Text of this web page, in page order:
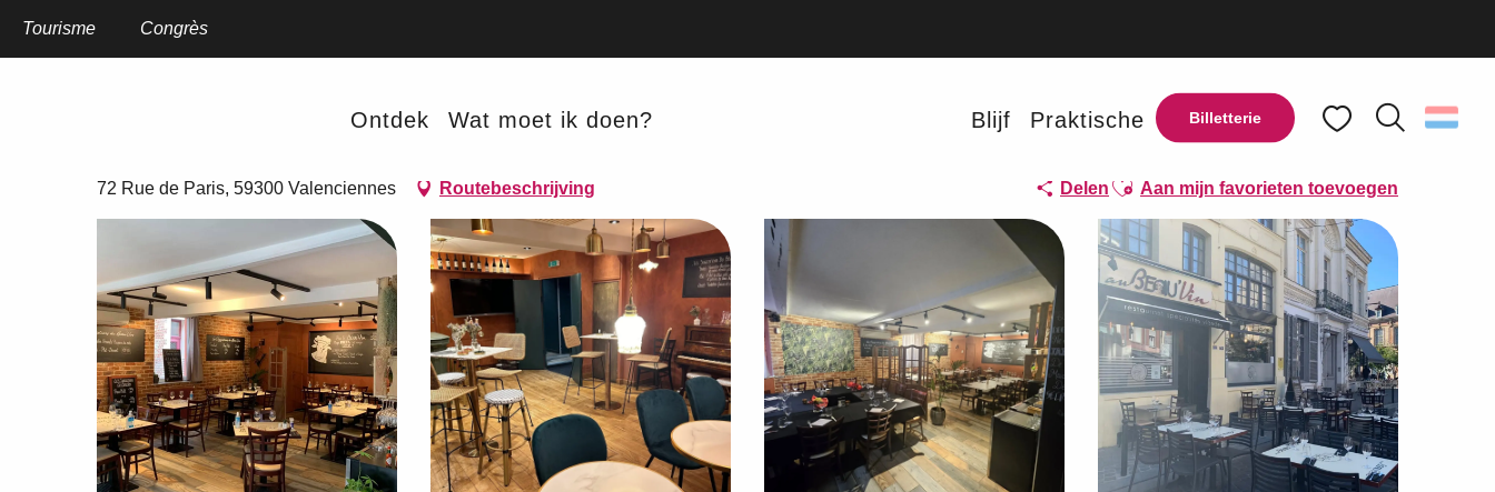
Billetterie
Tourisme Congrès
Ontdek Wat moet ik doen? Blijf Praktische
Au Beau'Vin
72 Rue de Paris, 59300 Valenciennes Routebeschrijving Delen Ajouter aux favoris
Aan mijn favorieten toevoegen